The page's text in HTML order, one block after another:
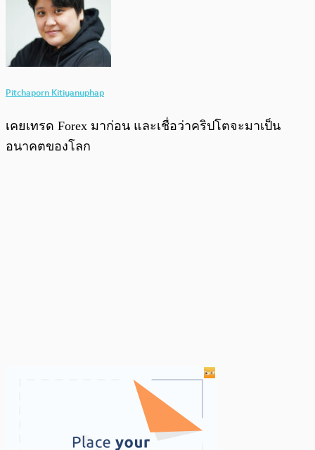
Pitchaporn Kitiyanuphap
เคยเทรด Forex มาก่อน และเชื่อว่าคริปโตจะมาเป็น
อนาคตของโลก